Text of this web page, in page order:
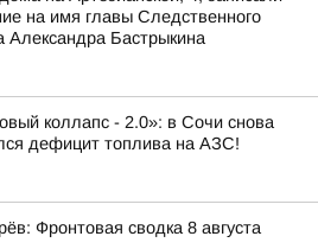
на имя главы Следственного
Александра Бастрыкина
коллапс - 2.0»: в Сочи снова
дефицит топлива на АЗС!
Фронтовая сводка 8 августа